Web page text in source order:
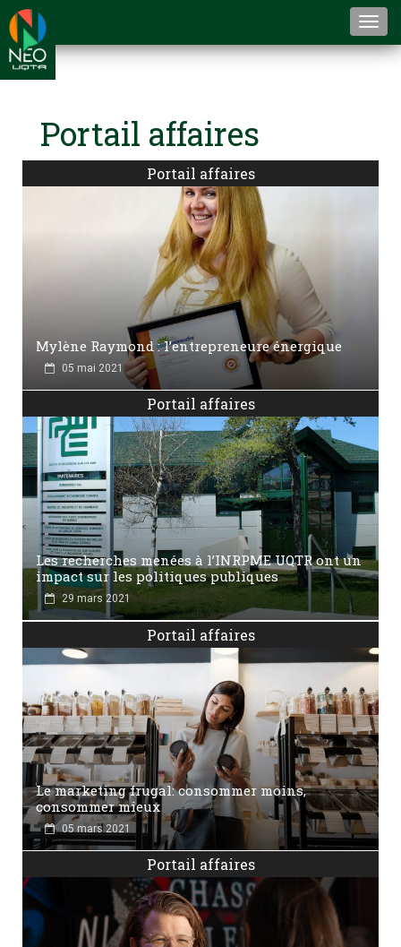
Portail affaires
Portail affaires
Mylène Raymond : l’entrepreneure énergique
05 mai 2021
Portail affaires
Les recherches menées à l’INRPME UQTR ont un
impact sur les politiques publiques
29 mars 2021
Portail affaires
Le marketing frugal: consommer moins,
consommer mieux
05 mars 2021
Portail affaires